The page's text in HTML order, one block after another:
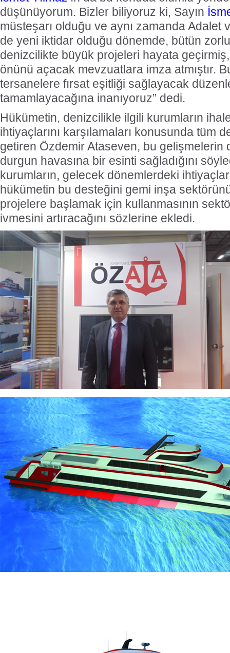
düşünüyorum. Bizler biliyoruz ki, Sayın
müsteşarı olduğu ve aynı zamanda Adalet
de yeni iktidar olduğu dönemde, bütün
denizcilikte büyük projeleri hayata
önünü açacak mevzuatlara imza atmıştır.
tersanelere fırsat eşitliği sağlayacak
tamamlayacağına inanıyoruz” dedi.
Hükümetin, denizcilikle ilgili kurumların
ihtiyaçlarını karşılamaları konusunda tüm
getiren Özdemir Ataseven, bu gelişmelerin
durgun havasına bir esinti sağladığını
kurumların, gelecek dönemlerdeki
hükümetin bu desteğini gemi inşa
projelere başlamak için kullanmasının
ivmesini artıracağını sözlerine ekledi.